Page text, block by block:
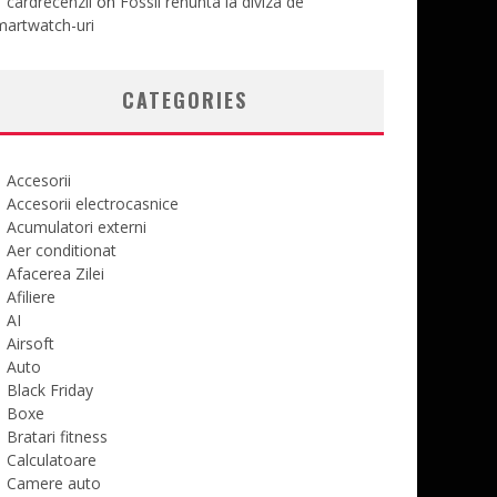
uri
CATEGORIES
Accesorii
Accesorii electrocasnice
Acumulatori externi
Aer conditionat
Afacerea Zilei
Afiliere
AI
Airsoft
Auto
Black Friday
Boxe
Bratari fitness
Calculatoare
Camere auto